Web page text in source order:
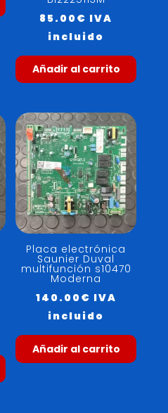
85.00 € IVA
incluido
Añadir al carrito
Placa electrónica
Saunier Duval
multifunción s10470
Moderna
140.00 € IVA
incluido
Añadir al carrito